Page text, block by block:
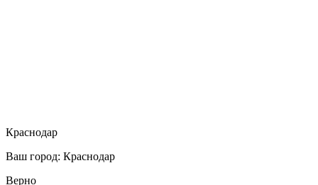
Краснодар
Ваш город: Краснодар
Верно